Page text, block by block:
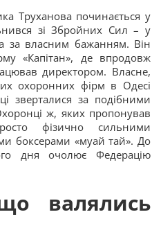
Труханова починається у
зі Збройних Сил – у
за власним бажанням. Він
«Капітан», де впродовж
директором. Власне,
охоронних фірм в Одесі
зверталися за подібними
ж, яких пропонував
фізично сильними
боксерами «муай тай». До
дня очолює Федерацію
валялись